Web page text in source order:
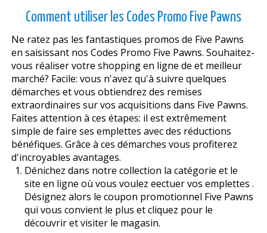
Comment utiliser les Codes Promo Five Pawns
Ne ratez pas les fantastiques promos de Five Pawns
en saisissant nos Codes Promo Five Pawns. Souhaitez-
vous réaliser votre shopping en ligne de et meilleur
marché? Facile: vous n'avez qu'à suivre quelques
démarches et vous obtiendrez des remises
extraordinaires sur vos acquisitions dans Five Pawns.
Faites attention à ces étapes: il est extrêmement
simple de faire ses emplettes avec des réductions
bénéfiques. Grâce à ces démarches vous profiterez
d'incroyables avantages.
Dénichez dans notre collection la catégorie et le
site en ligne où vous voulez effectuer vos emplettes .
Désignez alors le coupon promotionnel Five Pawns
qui vous convient le plus et cliquez pour le
découvrir et visiter le magasin.